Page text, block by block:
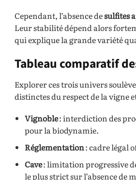
Cependant, l’absence desulfites
Leur stabilité dépend alors
qui explique la grande variété
Tableau comparatif
Explorer ces trois univers
distinctes du respect de la vigne
Vignoble: interdiction des
pour la biodynamie.
Réglementation: cadre légal
Cave: limitation progressive
le plus strict sur l’absence de